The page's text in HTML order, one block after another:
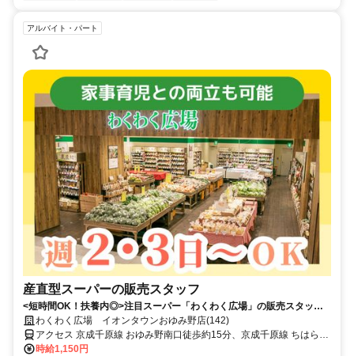
アルバイト・パート
産直型スーパーの販売スタッフ
<短時間OK！扶養内◎>注目スーパー「わくわく広場」の販売スタッ
フ！未経験歓迎！ブランクOK/主婦（主夫）活躍中
わくわく広場 イオンタウンおゆみ野店(142)
アクセス 京成千原線 おゆみ野南口徒歩約15分、京成千原線 ちはら台
西側出口徒歩約18分、京成千原線 学園前（千葉県）出入口1徒歩約35
時給1,150円